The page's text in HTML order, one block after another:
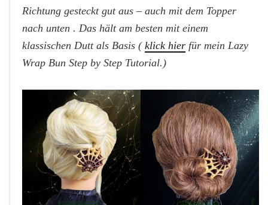
Richtung gesteckt gut aus – auch mit dem Topper
nach unten . Das hält am besten mit einem
klassischen Dutt als Basis ( klick hier für mein Lazy
Wrap Bun Step by Step Tutorial.)